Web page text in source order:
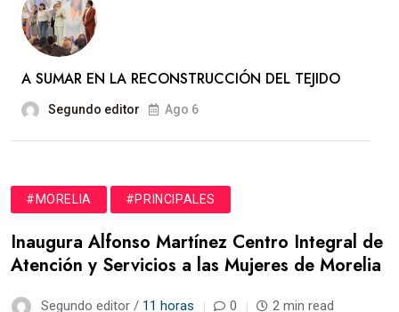
A SUMAR EN LA RECONSTRUCCIÓN DEL TEJIDO
Segundo editor Ago 6
#MORELIA #PRINCIPALES
Inaugura Alfonso Martínez Centro Integral de
Atención y Servicios a las Mujeres de Morelia
Segundo editor / 11 horas 0 2 min read